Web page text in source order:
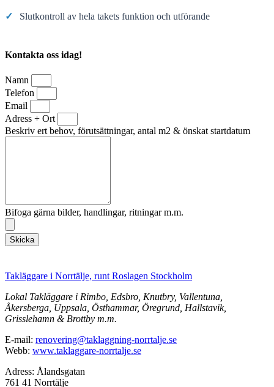
✓ Slutkontroll av hela takets funktion och utförande
Kontakta oss idag!
Namn
Telefon
Email
Adress + Ort
Beskriv ert behov, förutsättningar, antal m2 & önskat startdatum
Bifoga gärna bilder, handlingar, ritningar m.m.
Skicka
Takläggare i Norrtälje, runt Roslagen Stockholm
Lokal Takläggare i Rimbo, Edsbro, Knutbry, Vallentuna,
Åkersberga, Uppsala, Östhammar, Öregrund, Hallstavik,
Grisslehamn & Brottby m.m.
E-mail: renovering@taklaggning-norrtalje.se
Webb: www.taklaggare-norrtalje.se
Adress: Ålandsgatan
761 41 Norrtälje